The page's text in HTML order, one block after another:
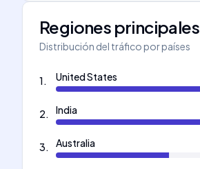
Regiones principales
Distribución del tráfico por países
1. United States
2. India
3. Australia